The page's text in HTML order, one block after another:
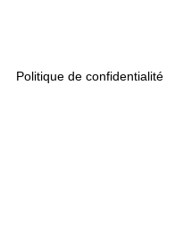
Politique de confidentialité